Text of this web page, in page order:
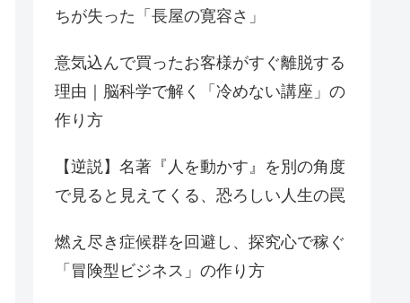
ちが失った「長屋の寛容さ」
意気込んで買ったお客様がすぐ離脱する
理由｜脳科学で解く「冷めない講座」の
作り方
【逆説】名著『人を動かす』を別の角度
で見ると見えてくる、恐ろしい人生の罠
燃え尽き症候群を回避し、探究心で稼ぐ
「冒険型ビジネス」の作り方